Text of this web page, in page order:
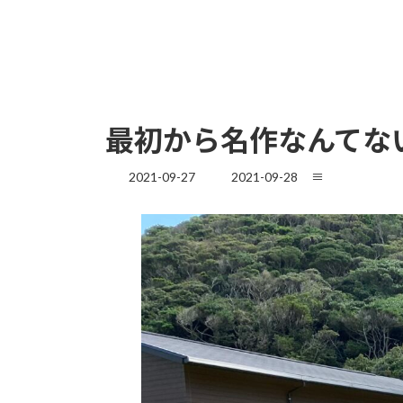
最初から名作なんてな
2021-09-27
最
更
新
日
時
:
2021-09-28 ≡